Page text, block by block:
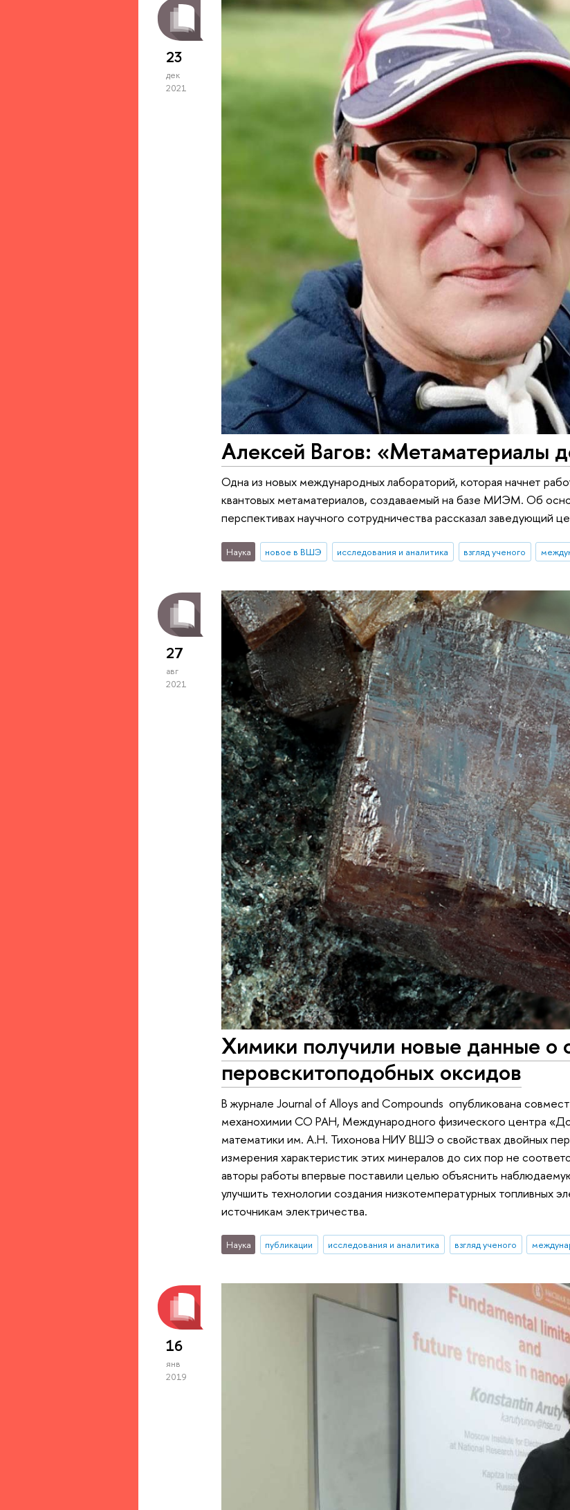
23
дек
2021
Алексей Вагов: «Метаматериалы
Одна из новых международных лабораторий, которая начнет
квантовых метаматериалов, создаваемый на базе МИЭМ. Об
перспективах научного сотрудничества рассказал заведующий
Наука новое в ВШЭ исследования и аналитика взгляд ученого
27
авг
2021
Химики получили новые данные о
перовскитоподобных оксидов
В журнале Journal of Alloys and Compounds опубликована
механохимии СО РАН, Международного физического центра
математики им. А.Н. Тихонова НИУ ВШЭ о свойствах двойных
измерения характеристик этих минералов до сих пор не
авторы работы впервые поставили целью объяснить
улучшить технологии создания низкотемпературных
источникам электричества.
Наука публикации исследования и аналитика взгляд ученого
16
янв
2019